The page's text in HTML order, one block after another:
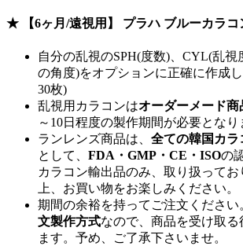
★ 【6ヶ月/遠視用】 プラハ ブルーカラコ
自分の乱視のSPH(度数)、CYL(乱視
の角度)をオプションに正確に作成
30枚)
乱視用カラコンはオーダーメード商
～10日程度の製作期間が必要となり
ランレンズ商品は、 全ての韓国カラ
として、 FDA・GMP・CE・ISOの
カラコン輸出品のみ、取り扱って
上、お買い物をお楽しみください。
期間の余裕を持ってご注文ください
文製作方式なので、商品を受け取
ます。予め、ご了承下さいませ。